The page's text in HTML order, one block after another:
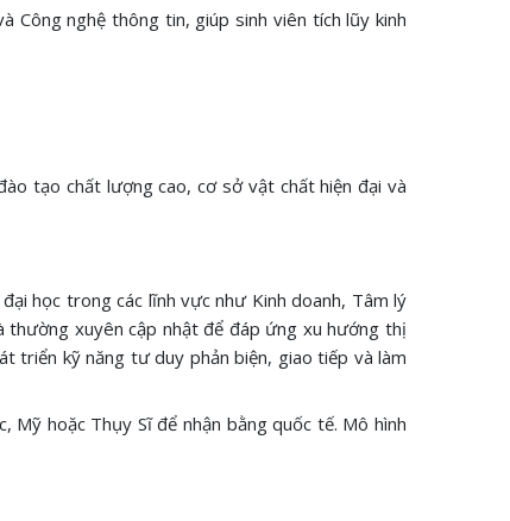
Công nghệ thông tin, giúp sinh viên tích lũy kinh
tạo chất lượng cao, cơ sở vật chất hiện đại và
học trong các lĩnh vực như Kinh doanh, Tâm lý
thường xuyên cập nhật để đáp ứng xu hướng thị
triển kỹ năng tư duy phản biện, giao tiếp và làm
hoặc Thụy Sĩ để nhận bằng quốc tế. Mô hình